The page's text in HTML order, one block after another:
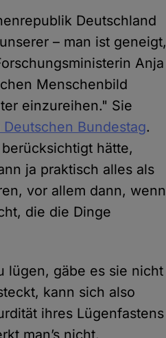
Deutschland
– man ist geneigt,
Anja
Menschenbild
einzureihen." Sie
Bundestag.
hätte,
ja praktisch alles als
vor allem dann, wenn
die die Dinge
lügen, gäbe es sie nicht
kann sich also
ihres Lügenfastens